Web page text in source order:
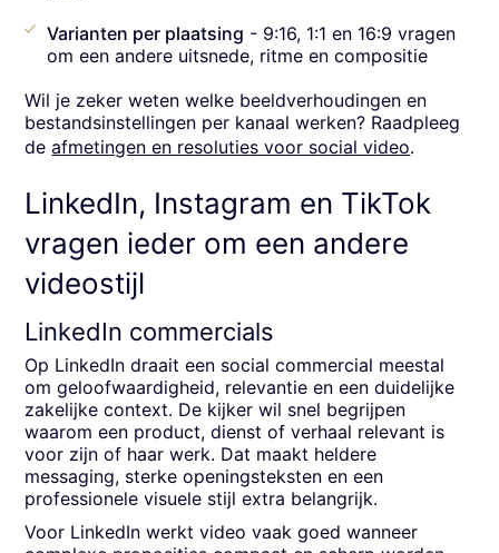
Varianten per plaatsing - 9:16, 1:1 en 16:9 vragen
om een andere uitsnede, ritme en compositie
Wil je zeker weten welke beeldverhoudingen en
bestandsinstellingen per kanaal werken? Raadpleeg
deafmetingen en resoluties voor social video.
LinkedIn, Instagram en TikTok
vragen ieder om een andere
videostijl
LinkedIn commercials
Op LinkedIn draait een social commercial meestal
om geloofwaardigheid, relevantie en een duidelijke
zakelijke context. De kijker wil snel begrijpen
waarom een product, dienst of verhaal relevant is
voor zijn of haar werk. Dat maakt heldere
messaging, sterke openingsteksten en een
professionele visuele stijl extra belangrijk.
Voor LinkedIn werkt video vaak goed wanneer